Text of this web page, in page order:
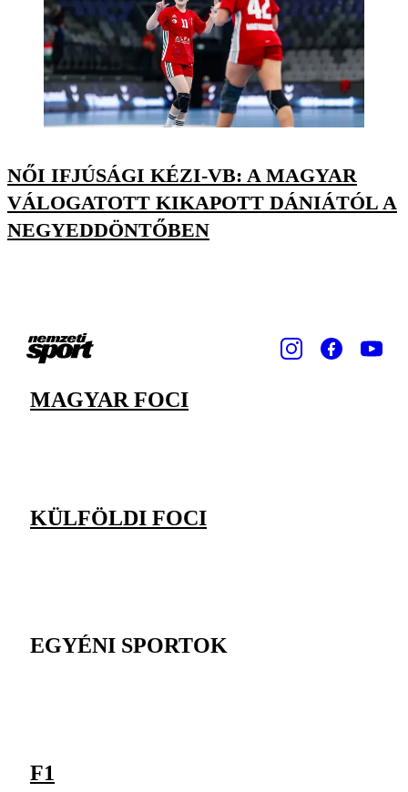
NŐI IFJÚSÁGI KÉZI-VB: A MAGYAR
VÁLOGATOTT KIKAPOTT DÁNIÁTÓL A
NEGYEDDÖNTŐBEN
MAGYAR FOCI
KÜLFÖLDI FOCI
EGYÉNI SPORTOK
F1